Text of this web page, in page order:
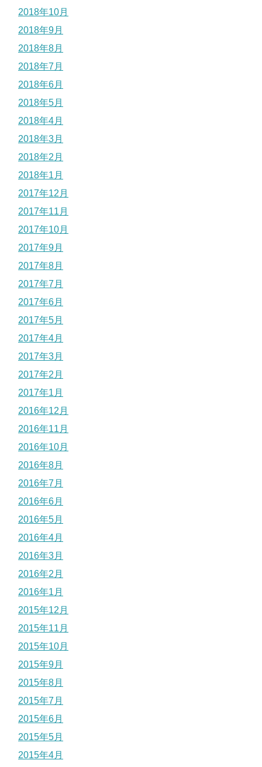
2018年10月
2018年9月
2018年8月
2018年7月
2018年6月
2018年5月
2018年4月
2018年3月
2018年2月
2018年1月
2017年12月
2017年11月
2017年10月
2017年9月
2017年8月
2017年7月
2017年6月
2017年5月
2017年4月
2017年3月
2017年2月
2017年1月
2016年12月
2016年11月
2016年10月
2016年8月
2016年7月
2016年6月
2016年5月
2016年4月
2016年3月
2016年2月
2016年1月
2015年12月
2015年11月
2015年10月
2015年9月
2015年8月
2015年7月
2015年6月
2015年5月
2015年4月